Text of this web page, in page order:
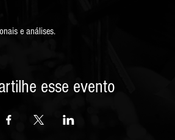
e análises.
esse evento